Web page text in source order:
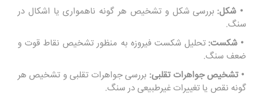
• شکل: بررسی شکل و تشخیص هر گونه ناهمواری یا اشکال در
سنگ.
• شکست: تحلیل شکست فیروزه به منظور تشخیص نقاط قوت و
ضعف سنگ.
• تشخیص جواهرات تقلبی: بررسی جواهرات تقلبی و تشخیص هر
گونه نقص یا تغییرات غیرطبیعی در سنگ.